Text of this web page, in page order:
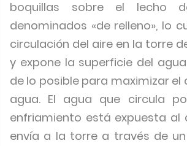
boquillas sobre el lecho
denominados «de relleno», lo
circulación del aire en la torre
y expone la superficie del
de lo posible para maximizar
agua. El agua que circula
enfriamiento está expuesta al
envía a la torre a través de